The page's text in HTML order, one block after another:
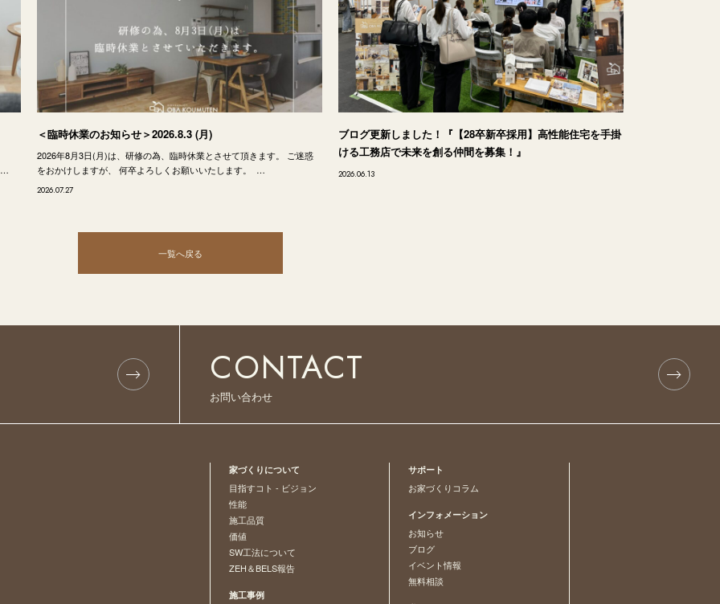
…
＜臨時休業のお知らせ＞2026.8.3 (月)
2026年8月3日(月)は、研修の為、臨時休業とさせて頂きます。 ご迷惑
をおかけしますが、 何卒よろしくお願いいたします。 …
2026.07.27
ブログ更新しました！『【28卒新卒採用】高性能住宅を手掛
ける工務店で未来を創る仲間を募集！』
2026.06.13
一覧へ戻る
CONTACT
お問い合わせ
家づくりについて
目指すコト - ビジョン
性能
施工品質
価値
SW工法について
ZEH＆BELS報告
施工事例
サポート
お家づくりコラム
インフォメーション
お知らせ
ブログ
イベント情報
無料相談